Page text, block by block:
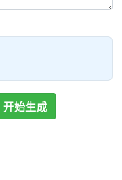
开始生成